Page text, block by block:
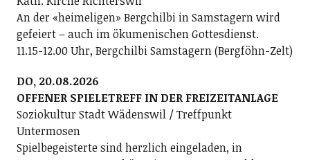
An der «heimeligen» Bergchilbi in Samstagern wird
gefeiert – auch im ökumenischen Gottesdienst.
11.15-12.00 Uhr, Bergchilbi Samstagern (Bergföhn-Zelt)
DO, 20.08.2026
OFFENER SPIELETREFF IN DER FREIZEITANLAGE
Soziokultur Stadt Wädenswil / Treffpunkt
Untermosen
Spielbegeisterte sind herzlich eingeladen, in